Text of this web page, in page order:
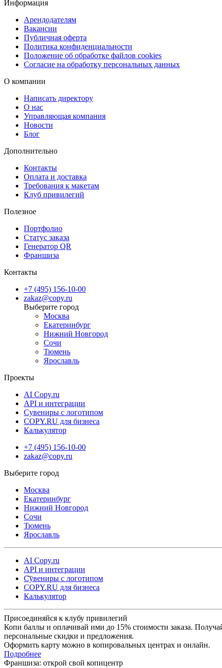
Типы крепления под любой стиль
Вы можете выбрать наиболее удобный и подходящий вариант
скрепления: на скобе, кольцах, болтах или пружине. Каждый
способ обеспечивает надёжность и эстетичность, позволяя легко
перелистывать страницы.
Доставка без задержек
Получить заказ можно любым удобным способом: бесплатно в
пунктах выдачи Copy.ru, через СДЭК (в ПВЗ или курьером),
воспользоваться срочной курьерской доставкой в день
готовности. Мы обеспечим надёжную упаковку, чтобы ваша
украсить праздник.
Информация
Арендодателям
Вакансии
Публичная оферта
Политика конфиденциальности
Положение об обработке файлов cookies
Согласие на обработку персональных данных
О компании
Написать директору
О нас
Управляющая компания
Новости
Блог
Дополнительно
Контакты
Оплата и доставка
Требования к макетам
Клуб привилегий
Полезное
Портфолио
Статус заказа
Генератор QR
Франшиза
Контакты
+7 (495) 156-10-00
zakaz@copy.ru
Москва
Екатеринбург
Нижний Новгород
Сочи
Тюмень
Ярославль
Проекты
AI Copy.ru
API и интеграции
Сувениры с логотипом
COPY.RU для бизнеса
Калькулятор
+7 (495) 156-10-00
zakaz@copy.ru
Москва
Екатеринбург
Нижний Новгород
Сочи
Тюмень
Ярославль
AI Copy.ru
API и интеграции
Сувениры с логотипом
COPY.RU для бизнеса
Калькулятор
Присоединяйся к клубу привилегий
Копи баллы и оплачивай ими до 15% стоимости заказа.
персональные скидки и предложения.
Оформить карту можно в копировальных центрах и онлайн.
Подробнее
Франшиза: открой свой копицентр